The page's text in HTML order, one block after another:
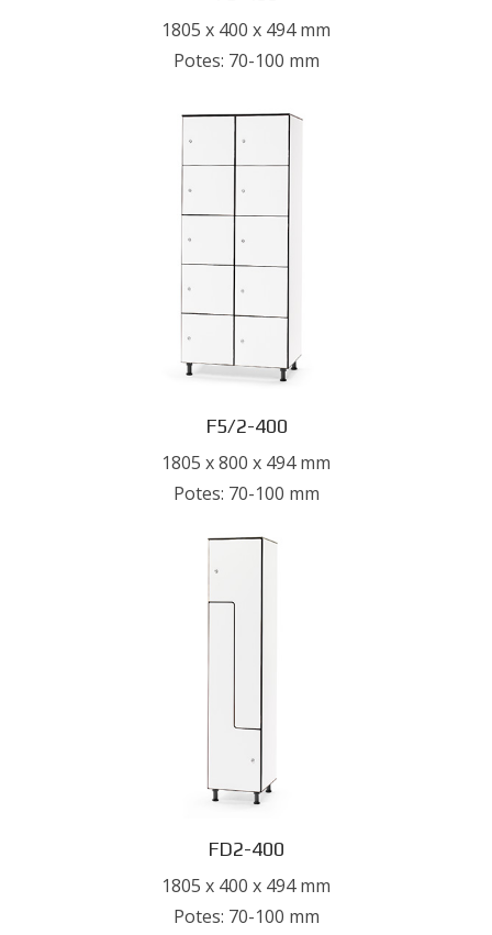
1805 x 400 x 494 mm
Potes: 70-100 mm
F5/2-400
1805 x 800 x 494 mm
Potes: 70-100 mm
FD2-400
1805 x 400 x 494 mm
Potes: 70-100 mm